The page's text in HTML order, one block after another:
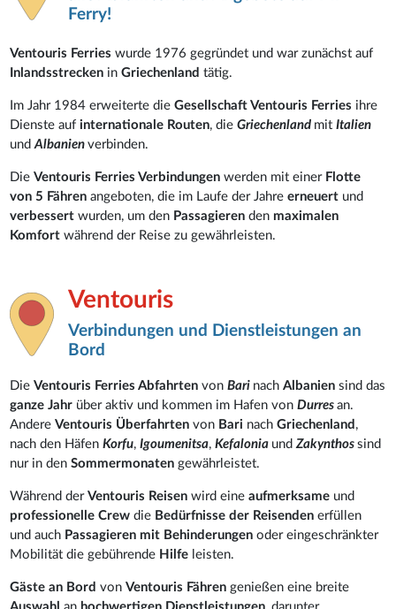
Ferry!
Ventouris Ferries wurde 1976 gegründet und war zunächst auf
Inlandsstrecken inGriechenlandtätig.
Im Jahr 1984 erweiterte dieGesellschaft Ventouris Ferries ihre
Dienste aufinternationale Routen, dieGriechenland mitItalien
undAlbanienverbinden.
DieVentouris Ferries Verbindungen werden mit einer Flotte
von 5 Fähren angeboten, die im Laufe der Jahreerneuert und
verbessertwurden, um den Passagierenden maximalen
Komfort während der Reise zu gewährleisten.
Ventouris
Verbindungen und Dienstleistungen an
Bord
DieVentouris Ferries Abfahrten vonBari nachAlbaniensind das
ganze Jahr über aktiv und kommen im Hafen vonDurresan.
AndereVentouris Überfahrtenvon Bari nachGriechenland ,
nach den HäfenKorfu,Igoumenitsa,Kefalonia undZakynthossind
nur in denSommermonatengewährleistet.
Während derVentouris Reisen wird eineaufmerksame und
professionelle Crew die Bedürfnisse der Reisenden erfüllen
und auch Passagieren mit Behinderungen oder eingeschränkter
Mobilität die gebührende Hilfe leisten.
Gäste an Bord vonVentouris Fähren genießen eine breite